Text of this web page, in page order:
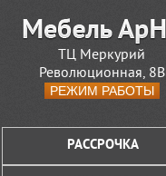
ТЦ Меркурий
Революционная, 8В
РЕЖИМ РАБОТЫ
РАССРОЧКА